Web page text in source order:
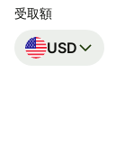
受取額
USD